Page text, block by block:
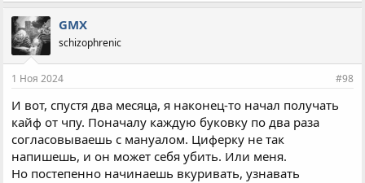
м
п
а
т
и
:
GMX
schizophrenic
1 Ноя 2024 #98
И вот, спустя два месяца, я наконец-то начал получать
кайф от чпу. Поначалу каждую буковку по два раза
согласовываешь с мануалом. Циферку не так
напишешь, и он может себя убить. Или меня.
Но постепенно начинаешь вкуривать, узнавать